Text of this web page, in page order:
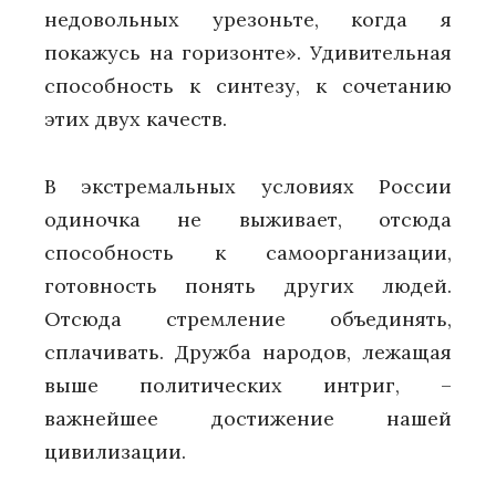
недовольных урезоньте, когда я
покажусь на горизонте». Удивительная
способность к синтезу, к сочетанию
этих двух качеств.
В экстремальных условиях России
одиночка не выживает, отсюда
способность к самоорганизации,
готовность понять других людей.
Отсюда стремление объединять,
сплачивать. Дружба народов, лежащая
выше политических интриг, –
важнейшее достижение нашей
цивилизации.